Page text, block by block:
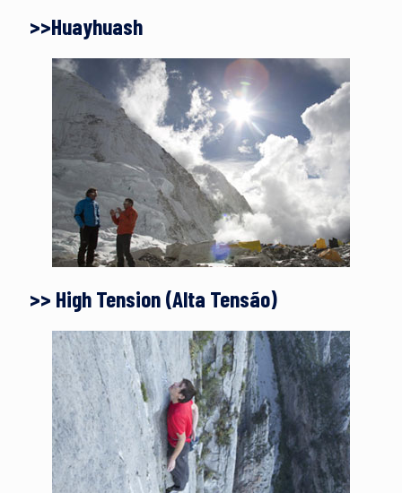
>>Huayhuash
>> High Tension (Alta Tensão)